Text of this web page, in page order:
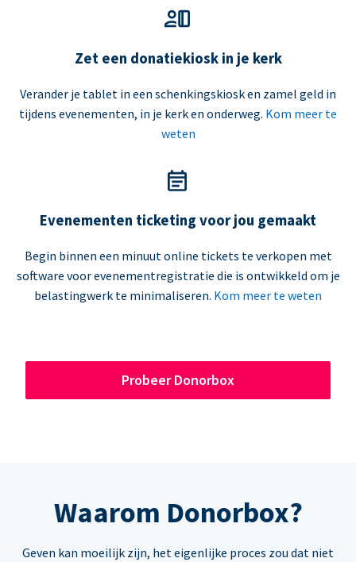
Zet een donatiekiosk in je kerk
Verander je tablet in een schenkingskiosk en zamel geld in
tijdens evenementen, in je kerk en onderweg. Kom meer te
weten
Evenementen ticketing voor jou gemaakt
Begin binnen een minuut online tickets te verkopen met
software voor evenementregistratie die is ontwikkeld om je
belastingwerk te minimaliseren. Kom meer te weten
Probeer Donorbox
Waarom Donorbox?
Geven kan moeilijk zijn, het eigenlijke proces zou dat niet